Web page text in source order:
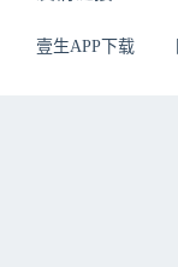
壹生APP下载